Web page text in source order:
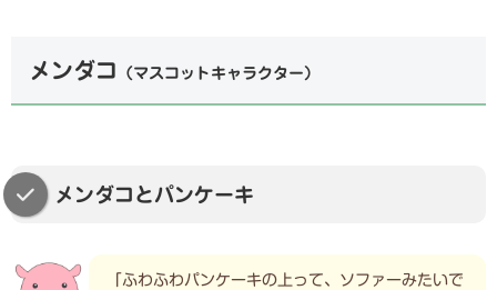
メンダコ （マスコットキャラクター）
メンダコとパンケーキ
「ふわふわパンケーキの上って、ソファーみたいで